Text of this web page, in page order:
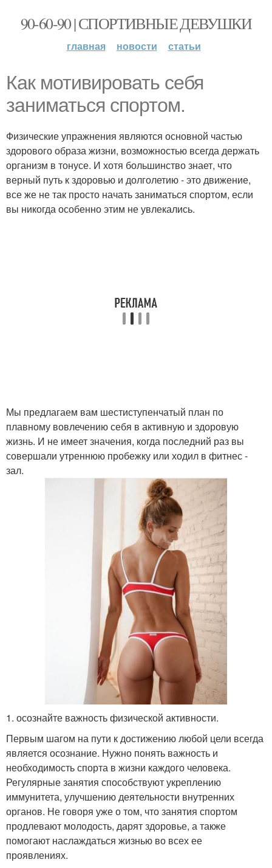
90-60-90 | СПОРТИВНЫЕ ДЕВУШКИ
главная новости статьи
Как мотивировать себя
заниматься спортом.
Физические упражнения являются основной частью
здорового образа жизни, возможностью всегда держать
организм в тонусе. И хотя большинство знает, что
верный путь к здоровью и долголетию - это движение,
все же не так просто начать заниматься спортом, если
вы никогда особенно этим не увлекались.
Мы предлагаем вам шестиступенчатый план по
плавному вовлечению себя в активную и здоровую
жизнь. И не имеет значения, когда последний раз вы
совершали утреннюю пробежку или ходил в фитнес -
зал.
1. осознайте важность физической активности.
Первым шагом на пути к достижению любой цели всегда
является осознание. Нужно понять важность и
необходимость спорта в жизни каждого человека.
Регулярные занятия способствуют укреплению
иммунитета, улучшению деятельности внутренних
органов. Не говоря уже о том, что занятия спортом
продлевают молодость, дарят здоровье, а также
помогают наслаждаться жизнью во всех ее
проявлениях.